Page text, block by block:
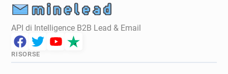
API di Intelligence B2B Lead & Email
RISORSE